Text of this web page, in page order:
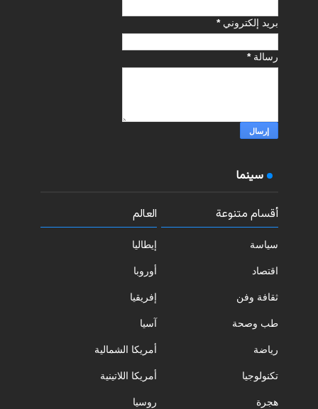
بريد إلكتروني*
رسالة*
سينما
أقسام متنوعة
سياسة
اقتصاد
ثقافة وفن
طب وصحة
رياضة
تكنولوجيا
هجرة
العالم
إيطاليا
أوروبا
إفريقيا
آسيا
أمريكا الشمالية
أمريكا اللاتينية
روسيا